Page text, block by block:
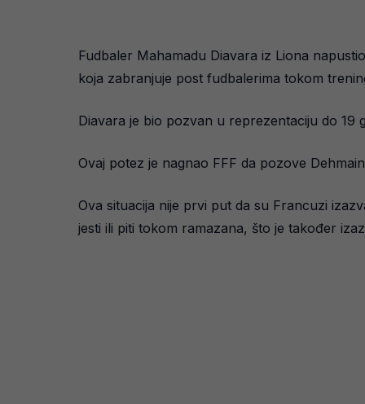
Fudbaler Mahamadu Diavara iz Liona
koja zabranjuje post fudbalerima tokom
Diavara je bio pozvan u reprezentaciju do 19
Ovaj potez je nagnao FFF da pozove
Ova situacija nije prvi put da su Francuzi
jesti ili piti tokom ramazana, što je također